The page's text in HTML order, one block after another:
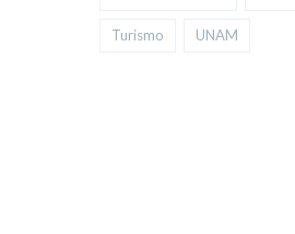
Turismo UNAM